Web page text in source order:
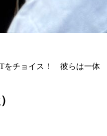
をチョイス！ 彼らは一体